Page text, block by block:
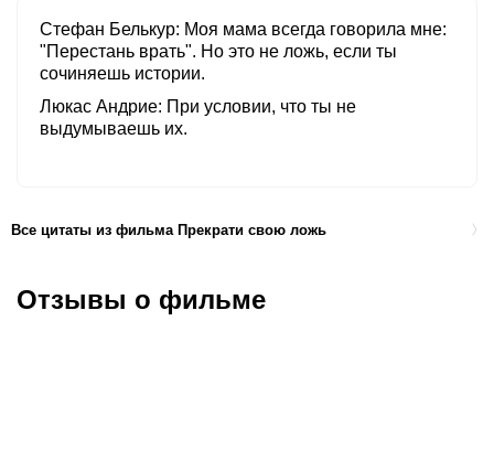
Стефан Белькур Моя мама всегда говорила мне:
"Перестань врать". Но это не ложь, если ты
сочиняешь истории.
Люкас Андрие При условии, что ты не
выдумываешь их.
Все цитаты из фильма Прекрати свою ложь
Отзывы о фильме